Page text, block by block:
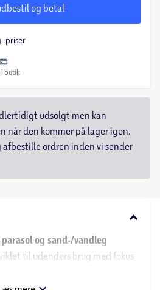
og betal
-priser
i butik
udsolgt men kan
når den kommer på lager igen.
ordren inden vi sender
keyboard_arrow_down
og sand-/vandleg
til udendørs brug med fokus
det til måltider, tegning eller